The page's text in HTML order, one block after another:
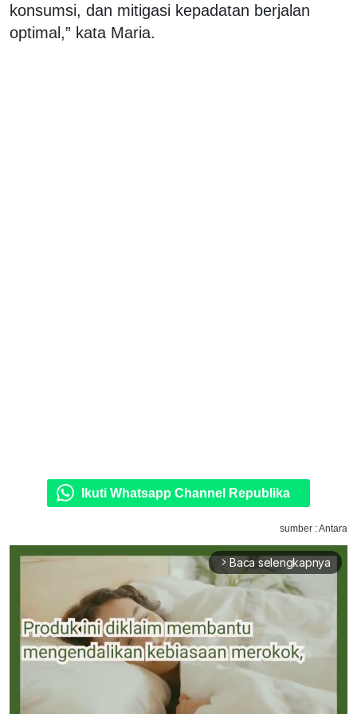
konsumsi, dan mitigasi kepadatan berjalan
optimal,” kata Maria.
Ikuti Whatsapp Channel Republika
sumber : Antara
arrow_forward_ios Baca selengkapnya